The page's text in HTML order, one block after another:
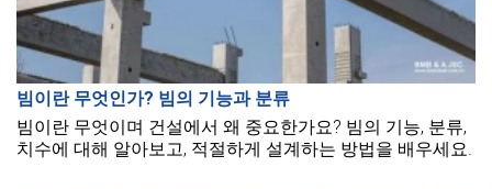
빔이란 무엇인가? 빔의 기능과 분류
빔이란 무엇이며 건설에서 왜 중요한가요? 빔의 기능, 분류,
치수에 대해 알아보고, 적절하게 설계하는 방법을 배우세요.